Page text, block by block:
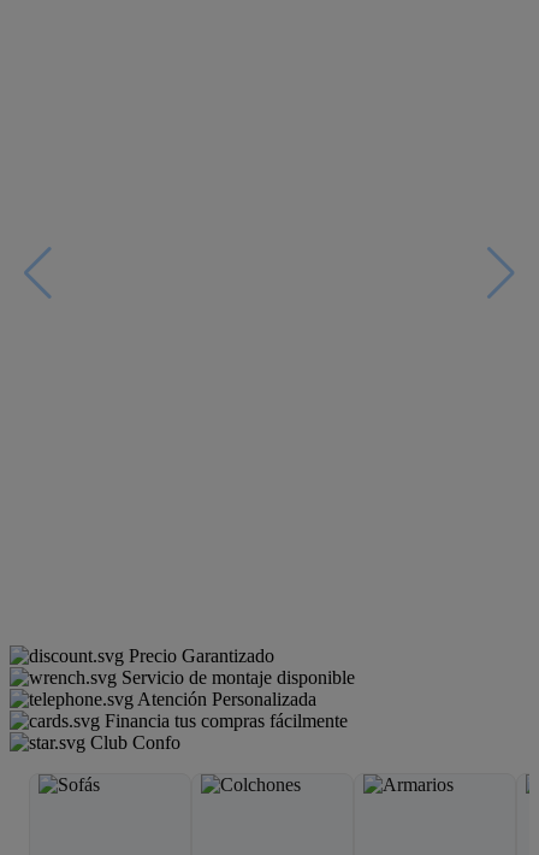
Precio Garantizado
Servicio de montaje disponible
Atención Personalizada
Financia tus compras fácilmente
Club Confo